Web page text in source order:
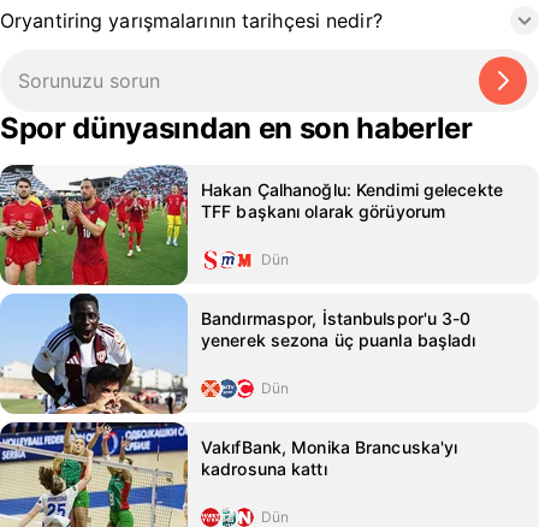
Oryantiring yarışmalarının tarihçesi nedir?
Spor dünyasından en son haberler
Hakan Çalhanoğlu: Kendimi gelecekte
TFF başkanı olarak görüyorum
Dün
Bandırmaspor, İstanbulspor'u 3-0
yenerek sezona üç puanla başladı
Dün
VakıfBank, Monika Brancuska'yı
kadrosuna kattı
Dün